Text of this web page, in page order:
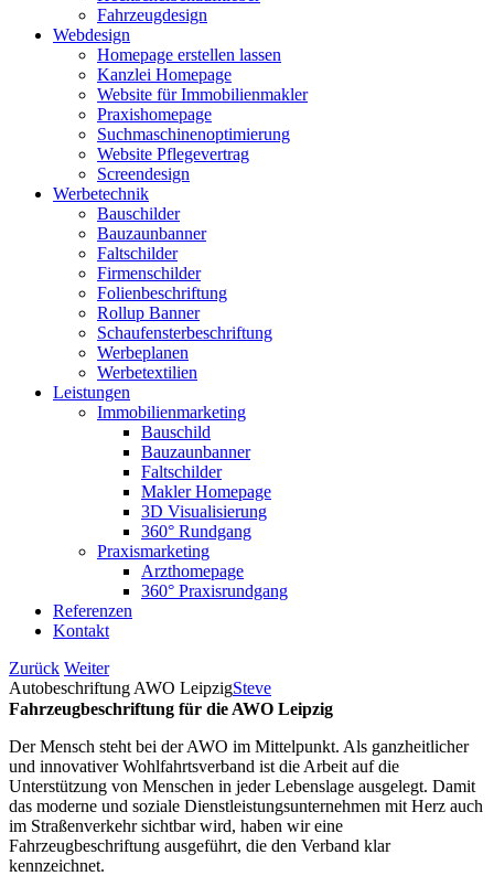
Fahrzeugdesign
Webdesign
Homepage erstellen lassen
Kanzlei Homepage
Website für Immobilienmakler
Praxishomepage
Suchmaschinenoptimierung
Website Pflegevertrag
Screendesign
Werbetechnik
Bauschilder
Bauzaunbanner
Faltschilder
Firmenschilder
Folienbeschriftung
Rollup Banner
Schaufensterbeschriftung
Werbeplanen
Werbetextilien
Leistungen
Immobilienmarketing
Bauschild
Bauzaunbanner
Faltschilder
Makler Homepage
3D Visualisierung
360° Rundgang
Praxismarketing
Arzthomepage
360° Praxisrundgang
Referenzen
Kontakt
Zurück Weiter
Autobeschriftung AWO LeipzigSteve
Fahrzeugbeschriftung für die AWO Leipzig
Der Mensch steht bei der AWO im Mittelpunkt. Als ganzheitlicher
und innovativer Wohlfahrtsverband ist die Arbeit auf die
Unterstützung von Menschen in jeder Le­benslage ausgelegt. Damit
das moderne und soziale Dienstleistungs­unternehmen mit Herz auch
im Straßenverkehr sichtbar wird, haben wir eine
Fahrzeugbeschriftung ausgeführt, die den Verband klar
kennzeichnet.